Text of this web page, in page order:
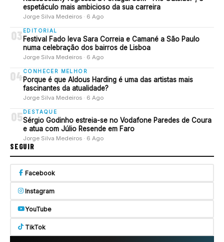
espetáculo mais ambicioso da sua carreira
Jorge Silva Medeiros · 6 Ago
03 EDITORIAL
Festival Fado leva Sara Correia e Camané a São Paulo
numa celebração dos bairros de Lisboa
Jorge Silva Medeiros · 6 Ago
04CONHECER MELHOR
Porque é que Aldous Harding é uma das artistas mais
fascinantes da atualidade?
Jorge Silva Medeiros · 6 Ago
05 DESTAQUE
Sérgio Godinho estreia-se no Vodafone Paredes de Coura
e atua com Júlio Resende em Faro
Jorge Silva Medeiros · 6 Ago
SEGUIR
Facebook
Instagram
YouTube
TikTok